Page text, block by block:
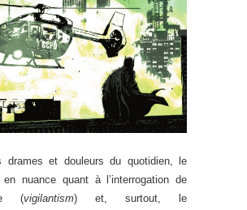
drames et douleurs du quotidien, le
nuance quant à l’interrogation de
(vigilantism) et, surtout, le